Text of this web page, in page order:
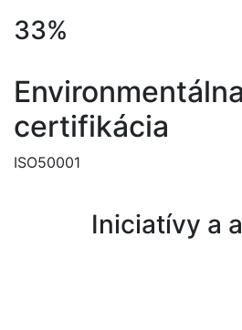
33%
Environmentálna
certifikácia
ISO50001
Iniciatívy a